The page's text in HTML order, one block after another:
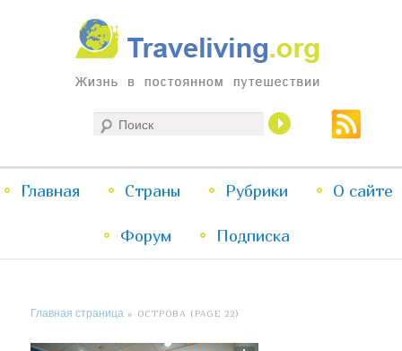
Traveliving
Жизнь в постоянном путешествии
меню
Перейти
к
Перейти
к
Главная Страны Рубрики О сайте
Форум Подписка
Главная страница » ОСТРОВА (PAGE 22)